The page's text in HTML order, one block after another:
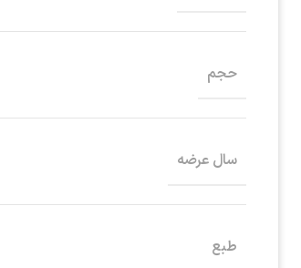
حجم
سال عرضه
طبع